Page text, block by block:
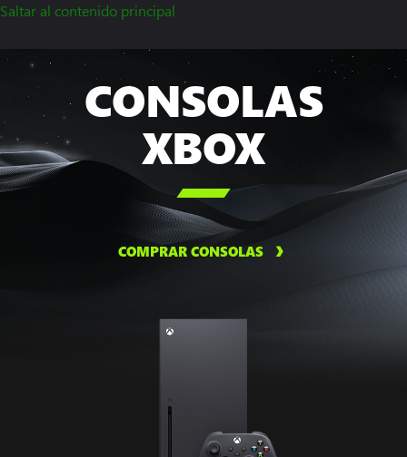
Saltar al contenido principal
CONSOLAS
XBOX

COMPRAR CONSOLAS